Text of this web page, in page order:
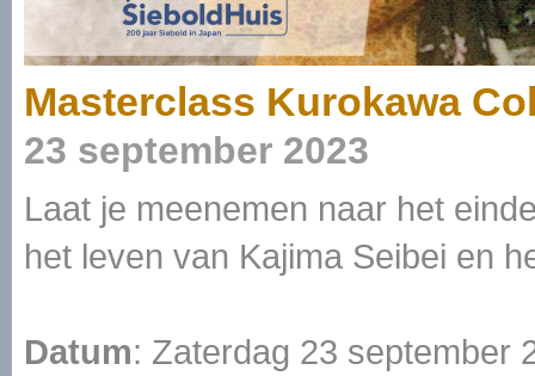
Masterclass Kurokawa
23 september 2023
Laat je meenemen naar het
het leven van Kajima Seibei en
Datum: Zaterdag 23 september